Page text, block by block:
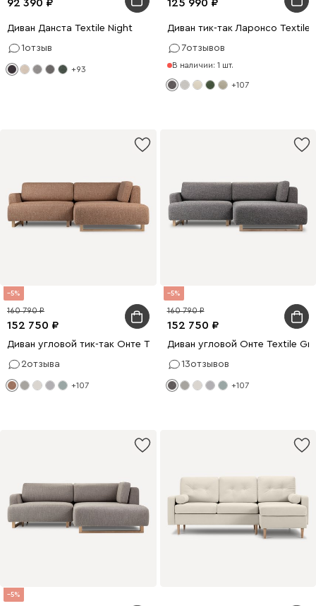
92 390
Диван Данста Textile Night
1отзыв
+93
125 990
Диван тик-так Ларонсо Textile
7отзывов
В наличии: 1 шт.
+107
5
152 750
160 790
Диван угловой тик-так Онте Textile Honey
2отзыва
+107
5
152 750
160 790
Диван угловой Онте Textile
13отзывов
+107
5